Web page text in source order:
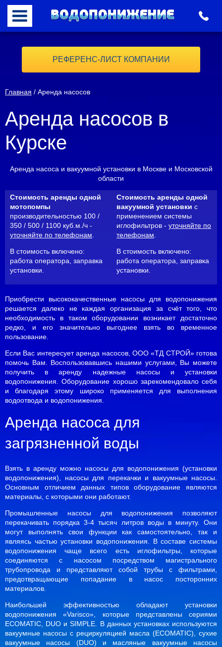
РЕФЕРЕНС-ЛИСТ КОМПАНИИ
Главная / Аренда насосов
Аренда насосов в
Курске
Аренда насоса и вакуумной установки в Москве и Московской
области
Стоимость аренды одной
мотопомпы
производительностью 100 /
350 / 500 / 1100 куб.м./ч -
уточняйте по телефонам
В стоимость включено:
работа оператора, заправка
установки.
Стоимость аренды одной
вакуумной установки с
применением системы
иглофильтров - уточняйте по
телефонам
В стоимость включено:
работа оператора, заправка
установки.
Приобрести высококачественные насосы для водопонижения
решается далеко не каждая организация за счёт того, что
необходимость в таком оборудовании возникает достаточно
редко, и его значительно выгоднее взять во временное
пользование.
Если Вас интересует аренда насосов, ООО «ТД СТРОЙ» готова
помочь Вам. Воспользовавшись нашими услугами, Вы можете
получить в аренду надежные насосы и установки
водопонижения. Оборудование хорошо зарекомендовало себя
и благодаря этому широко применяется для выполнения
водоотвода и водопонижения.
Аренда насоса для
загрязненной воды
Взять в аренду можно насосы для водопонижения (установки
водопонижения), насосы для перекачки и вакуумные насосы.
Основным отличием данных типов оборудование являются
материалы, с которыми они работают.
Промышленные насосы для водопонижения позволяют
перекачивать порядка 3-4 тысяч литров воды в минуту. Они
могут выполнять свои функции как самостоятельно, так и
являясь частью установки водопонижения. В составе системы
водопонижения чаще всего есть иглофильтры, которые
соединяются с насосом посредством магистрального
трубопровода и представляют собой трубы с фильтрами,
предотвращающие попадание в насос посторонних
материалов.
Наибольшей эффективностью обладают установки
водопонижения «Varisco», которые представлены сериями
ECOMATIC, DUO и SIMPLE. В данных установках используются
вакуумные насосы с рециркуляцией масла (ECOMATIC), сухие
вакуумные насосы (DUO) и масляные вакуумные насосы